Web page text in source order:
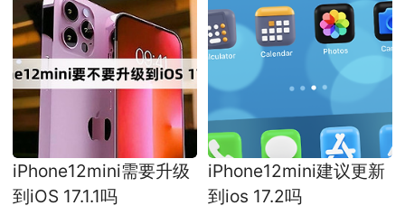
iPhone12mini需要升级
到iOS 17.1.1吗
iPhone12mini建议更新
到ios 17.2吗